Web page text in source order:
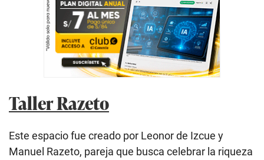
Taller Razeto
Este espacio fue creado por Leonor de Izcue y
Manuel Razeto, pareja que busca celebrar la riqueza